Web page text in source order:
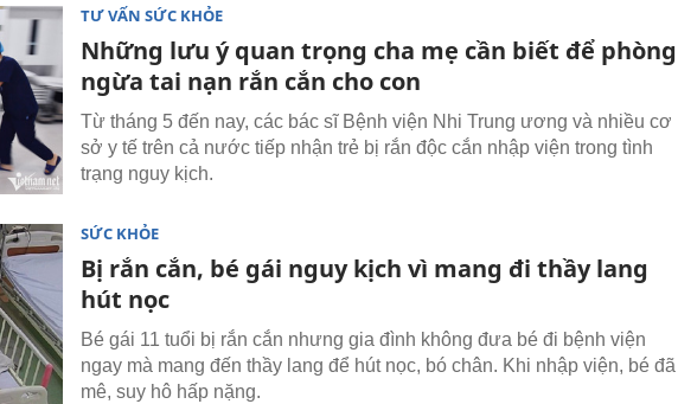
TƯ VẤN SỨC KHỎE
Những lưu ý quan trọng cha mẹ cần biết để phòng
ngừa tai nạn rắn cắn cho con
Từ tháng 5 đến nay, các bác sĩ Bệnh viện Nhi Trung ương và nhiều cơ
sở y tế trên cả nước tiếp nhận trẻ bị rắn độc cắn nhập viện trong tình
trạng nguy kịch.
SỨC KHỎE
Bị rắn cắn, bé gái nguy kịch vì mang đi thầy lang
hút nọc
Bé gái 11 tuổi bị rắn cắn nhưng gia đình không đưa bé đi bệnh viện
ngay mà mang đến thầy lang để hút nọc, bó chân. Khi nhập viện, bé đã
mê, suy hô hấp nặng.